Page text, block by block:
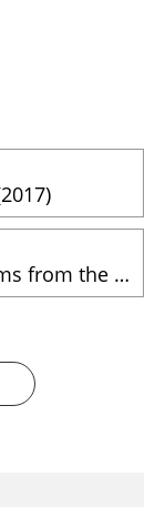
Meyhem Lauren & Dj Muggs - "gems from the equinox" (2017)